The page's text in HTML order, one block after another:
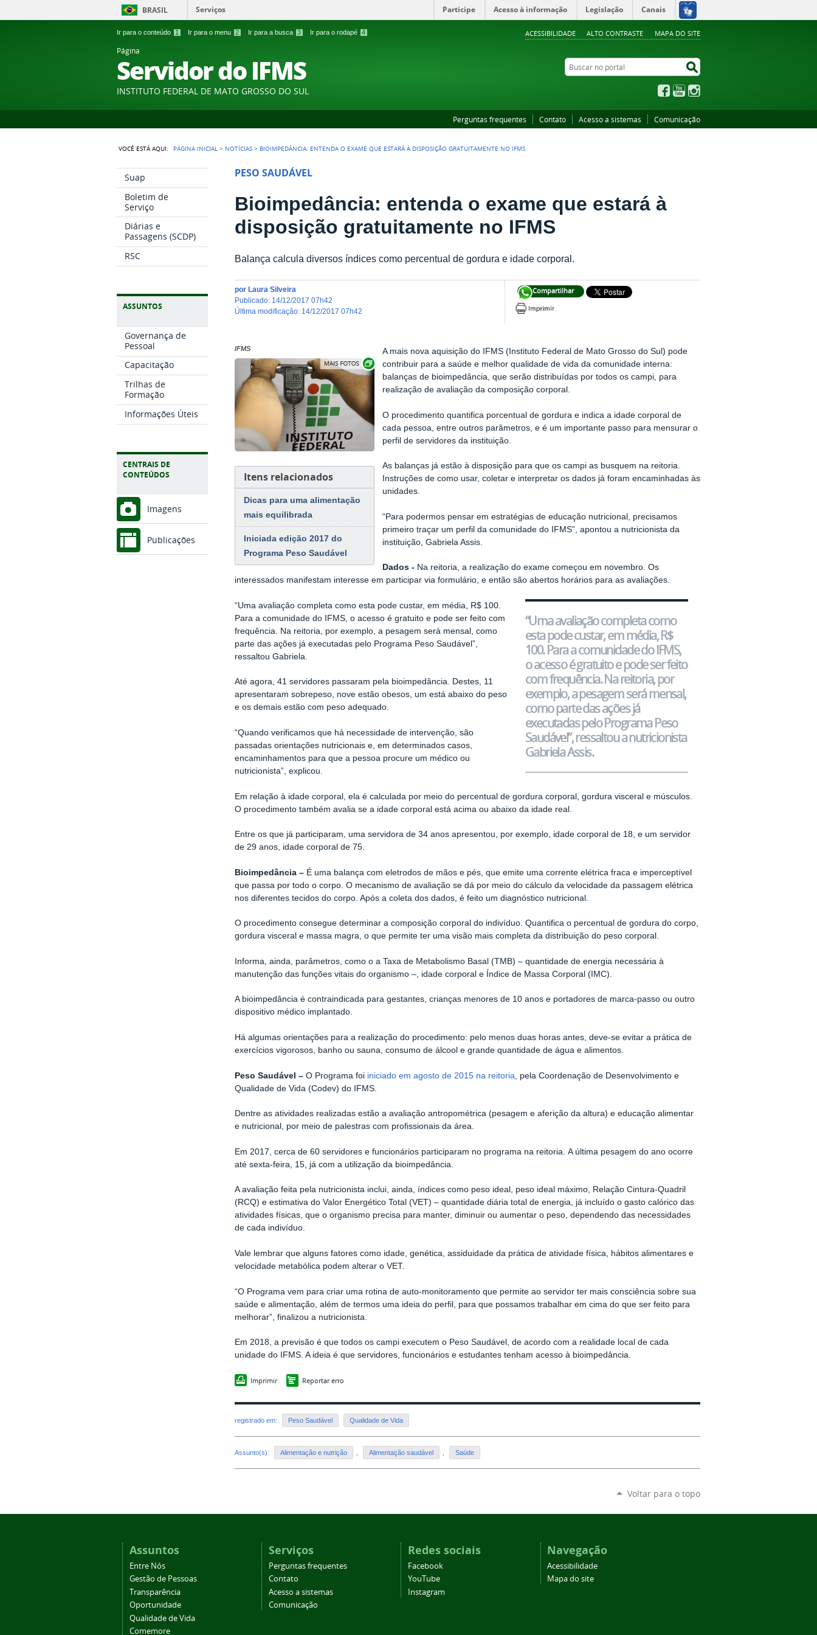
Ir para o conteúdo 1 Ir para o menu 2 Ir para a busca 3 Ir para o rodapé 4 ACESSIBILIDADE ALTO CONTRASTE MAPA DO SITE
BRASIL Serviços Participe Acesso à informação Legislação Canais
Página
Servidor do IFMS
INSTITUTO FEDERAL DE MATO GROSSO DO SUL
Buscar no portal
FacebookYouTube
Perguntas frequentes Contato Acesso a sistemas Comunicação
VOCÊ ESTÁ AQUI: PÁGINA INICIAL > NOTÍCIAS > BIOIMPEDÂNCIA: ENTENDA O EXAME QUE ESTARÁ À DISPOSIÇÃO GRATUITAMENTE NO IFMS
Suap
Boletim de
Serviço
Diárias e
Passagens (SCDP)
RSC
ASSUNTOS
Governança de
Pessoal
Capacitação
Trilhas de
Formação
Informações Úteis
CENTRAIS DE
CONTEÚDOS
Imagens
Publicações
PESO SAUDÁVEL
Bioimpedância: entenda o exame que estará à
disposição gratuitamente no IFMS
Balança calcula diversos índices como percentual de gordura e idade corporal.
Compartilhar
por Laura Silveira
publicado: 14/12/2017 07h42
última modificação: 14/12/2017 07h42
Exibir carrossel de imagens
IFMS
Itens relacionados
Dicas para uma alimentação
mais equilibrada
Iniciada edição 2017 do
Programa Peso Saudável
A mais nova aquisição do IFMS (Instituto Federal de Mato Grosso do Sul) pode
contribuir para a saúde e melhor qualidade de vida da comunidade interna:
balanças de bioimpedância, que serão distribuídas por todos os campi, para
realização de avaliação da composição corporal.
O procedimento quantifica porcentual de gordura e indica a idade corporal de
cada pessoa, entre outros parâmetros, e é um importante passo para mensurar o
perfil de servidores da instituição.
As balanças já estão à disposição para que os campi as busquem na reitoria.
Instruções de como usar, coletar e interpretar os dados já foram encaminhadas às
unidades.
“Para podermos pensar em estratégias de educação nutricional, precisamos
primeiro traçar um perfil da comunidade do IFMS”, apontou a nutricionista da
instituição, Gabriela Assis.
Dados -Na reitoria, a realização do exame começou em novembro. Os
interessados manifestam interesse em participar via formulário, e então são abertos horários para as avaliações.
“Uma avaliação completa como
esta pode custar, em média, R$
100. Para a comunidade do IFMS,
o acesso é gratuito e pode ser feito
com frequência. Na reitoria, por
exemplo, a pesagem será mensal,
como parte das ações já
executadas pelo Programa Peso
Saudável”, ressaltou a nutricionista
Gabriela Assis.
“Uma avaliação completa como esta pode custar, em média, R$ 100.
Para a comunidade do IFMS, o acesso é gratuito e pode ser feito com
frequência. Na reitoria, por exemplo, a pesagem será mensal, como
parte das ações já executadas pelo Programa Peso Saudável”,
ressaltou Gabriela.
Até agora, 41 servidores passaram pela bioimpedância. Destes, 11
apresentaram sobrepeso, nove estão obesos, um está abaixo do peso
e os demais estão com peso adequado.
“Quando verificamos que há necessidade de intervenção, são
passadas orientações nutricionais e, em determinados casos,
encaminhamentos para que a pessoa procure um médico ou
nutricionista”, explicou.
Em relação à idade corporal, ela é calculada por meio do percentual de gordura corporal, gordura visceral e músculos.
O procedimento também avalia se a idade corporal está acima ou abaixo da idade real.
Entre os que já participaram, uma servidora de 34 anos apresentou, por exemplo, idade corporal de 18, e um servidor
de 29 anos, idade corporal de 75.
Bioimpedância – É uma balança com eletrodos de mãos e pés, que emite uma corrente elétrica fraca e imperceptível
que passa por todo o corpo. O mecanismo de avaliação se dá por meio do cálculo da velocidade da passagem elétrica
nos diferentes tecidos do corpo. Após a coleta dos dados, é feito um diagnóstico nutricional.
O procedimento consegue determinar a composição corporal do indivíduo. Quantifica o percentual de gordura do corpo,
gordura visceral e massa magra, o que permite ter uma visão mais completa da distribuição do peso corporal.
Informa, ainda, parâmetros, como o a Taxa de Metabolismo Basal (TMB) – quantidade de energia necessária à
manutenção das funções vitais do organismo –, idade corporal e Índice de Massa Corporal (IMC).
A bioimpedância é contraindicada para gestantes, crianças menores de 10 anos e portadores de marca-passo ou outro
dispositivo médico implantado.
Há algumas orientações para a realização do procedimento: pelo menos duas horas antes, deve-se evitar a prática de
exercícios vigorosos, banho ou sauna, consumo de álcool e grande quantidade de água e alimentos.
Peso Saudável – O Programa foi iniciado em agosto de 2015 na reitoria , pela Coordenação de Desenvolvimento e
Qualidade de Vida (Codev) do IFMS.
Dentre as atividades realizadas estão a avaliação antropométrica (pesagem e aferição da altura) e educação alimentar
e nutricional, por meio de palestras com profissionais da área.
Em 2017, cerca de 60 servidores e funcionários participaram no programa na reitoria.A última pesagem do ano ocorre
até sexta-feira, 15, já com a utilização da bioimpedância.
A avaliação feita pela nutricionista inclui, ainda, índices como peso ideal, peso ideal máximo, Relação Cintura-Quadril
(RCQ) e estimativa do Valor Energético Total (VET) – quantidade diária total de energia, já incluído o gasto calórico das
atividades físicas, que o organismo precisa para manter, diminuir ou aumentar o peso, dependendo das necessidades
de cada indivíduo.
Vale lembrar que alguns fatores como idade, genética, assiduidade da prática de atividade física, hábitos alimentares e
velocidade metabólica podem alterar o VET.
“O Programa vem para criar uma rotina de auto-monitoramento que permite ao servidor ter mais consciência sobre sua
saúde e alimentação, além de termos uma ideia do perfil, para que possamos trabalhar em cima do que ser feito para
melhorar”, finalizou a nutricionista.
Em 2018, a previsão é que todos os campi executem o Peso Saudável, de acordo com a realidade local de cada
unidade do IFMS. A ideia é que servidores, funcionários e estudantes tenham acesso à bioimpedância.
Imprimir Reportar erro
registrado em: Peso Saudável Qualidade de Vida
Assunto(s): Alimentação e nutrição Alimentação saudável Saúde
Voltar para o topo
Assuntos
Entre Nós
Gestão de Pessoas
Transparência
Oportunidade
Qualidade de Vida
Comemore
Serviços
Perguntas frequentes
Contato
Acesso a sistemas
Comunicação
Redes sociais
Facebook
YouTube
Instagram
Navegação
Acessibilidade
Mapa do site